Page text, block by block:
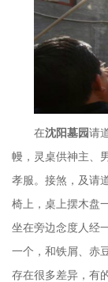
在沈阳墓园请
幔，灵桌供神主、
孝服。接煞，及请
椅上，桌上摆木盘
坐在旁边念度人经
一个，和铁屑、赤
存在很多差异，有